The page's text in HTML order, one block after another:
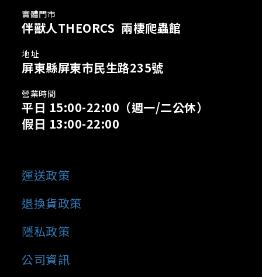
實體門市
伴獸人THEORCS 兩棲爬蟲館
地址
屏東縣屏東市民生路235號
營業時間
平日 15:00-22:00 （週一/二公休）
假日 13:00-22:00
運送政策
退換貨政策
隱私政策
公司資訊